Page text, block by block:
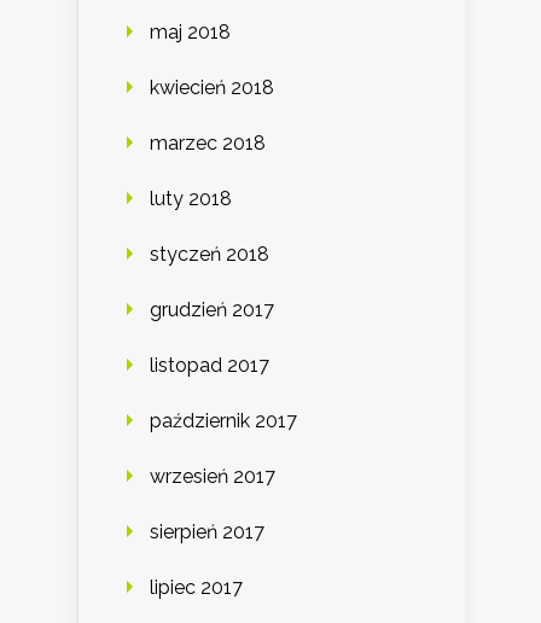
maj 2018
kwiecień 2018
marzec 2018
luty 2018
styczeń 2018
grudzień 2017
listopad 2017
październik 2017
wrzesień 2017
sierpień 2017
lipiec 2017